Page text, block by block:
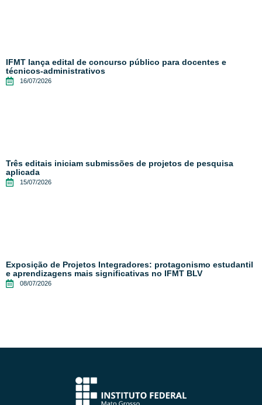
IFMT lança edital de concurso público para docentes e
técnicos-administrativos
16/07/2026
Três editais iniciam submissões de projetos de pesquisa
aplicada
15/07/2026
Exposição de Projetos Integradores: protagonismo estudantil
e aprendizagens mais significativas no IFMT BLV
08/07/2026